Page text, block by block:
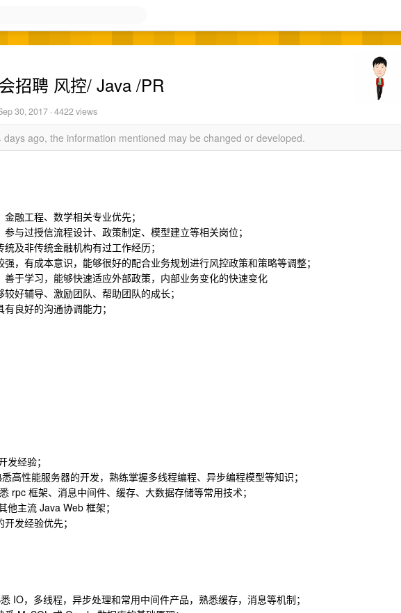
招聘 风控/ Java /PR
30, 2017 · 4422 views
ago, the information mentioned may be changed or developed.
融工程、数学相关专业优先；
与过授信流程设计、政策制定、模型建立等相关岗位；
及非传统金融机构有过工作经历；
，有成本意识，能够很好的配合业务规划进行风控政策和策略等调整；
善于学习，能够快速适应外部政策，内部业务变化的快速变化
好辅导、激励团队、帮助团队的成长；
良好的沟通协调能力；
经验；
高性能服务器的开发，熟练掌握多线程编程、异步编程模型等知识；
rpc 框架、消息中间件、缓存、大数据存储等常用技术；
主流 Java Web 框架；
发经验优先；
IO，多线程，异步处理和常用中间件产品，熟悉缓存，消息等机制；